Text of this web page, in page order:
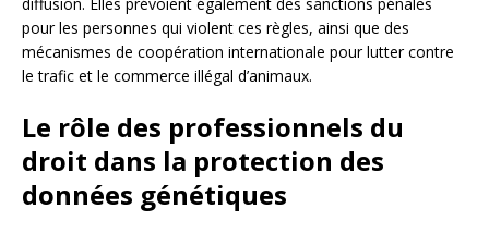
pour les personnes qui violent ces règles, ainsi que des
mécanismes de coopération internationale pour lutter contre
le trafic et le commerce illégal d’animaux.
Le rôle des professionnels du
droit dans la protection des
données génétiques